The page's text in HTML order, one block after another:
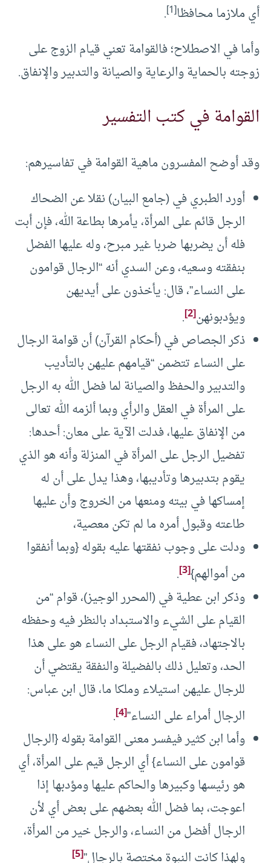
أي ملازما محافظا[1]
.
وأما في الاصطلاح؛ فالقوامة تعني قيام الزوج على
زوجته بالحماية والرعاية والصيانة والتدبير والإنفاق.
القوامة في كتب التفسير
وقد أوضح المفسرون ماهية القوامة في تفاسيرهم:
أورد الطبري في (جامع البيان) نقلا عن الضحاك
الرجل قائم على المرأة، يأمرها بطاعة الله، فإن أبت
فله أن يضربها ضربا غير مبرح، وله عليها الفضل
بنفقته وسعيه، وعن السدي أنه “الرجال قوامون
على النساء”، قال: يأخذون على أيديهن
ويؤدبونهن[2]
.
ذكر الجصاص في (أحكام القرآن) أن قوامة الرجال
على النساء تتضمن “قيامهم عليهن بالتأديب
والتدبير والحفظ والصيانة لما فضل الله به الرجل
على المرأة في العقل والرأي وبما ألزمه الله تعالى
من الإنفاق عليها، فدلت الآية على معان: أحدها:
تفضيل الرجل على المرأة في المنزلة وأنه هو الذي
يقوم بتدبيرها وتأديبها، وهذا يدل على أن له
إمساكها في بيته ومنعها من الخروج وأن عليها
طاعته وقبول أمره ما لم تكن معصية،
ودلت على وجوب نفقتها عليه بقوله {وبما أنفقوا
من أموالهم}[3]
.
وذكر ابن عطية في (المحرر الوجيز)، قوام “من
القيام على الشيء والاستبداد بالنظر فيه وحفظه
بالاجتهاد، فقيام الرجل على النساء هو على هذا
الحد، وتعليل ذلك بالفضيلة والنفقة يقتضي أن
للرجال عليهن استيلاء وملكا ما، قال ابن عباس:
الرجال أمراء على النساء”[4]
.
وأما ابن كثير فيفسر معنى القوامة بقوله {الرجال
قوامون على النساء} أي الرجل قيم على المرأة، أي
هو رئيسها وكبيرها والحاكم عليها ومؤدبها إذا
اعوجت، بما فضل الله بعضهم على بعض أي لأن
الرجال أفضل من النساء، والرجل خير من المرأة،
ولهذا كانت النبوة مختصة بالرجال”[5]